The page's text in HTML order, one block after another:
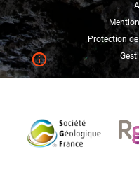
Protection